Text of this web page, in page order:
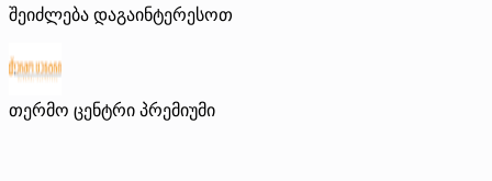
შეიძლება დაგაინტერესოთ
თერმო ცენტრი პრემიუმი